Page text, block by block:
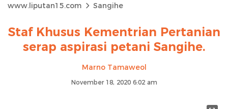
www.liputan15.com Sangihe
Staf Khusus Kementrian Pertanian
serap aspirasi petani Sangihe.
Marno Tamaweol
November 18, 2020 6:02 am